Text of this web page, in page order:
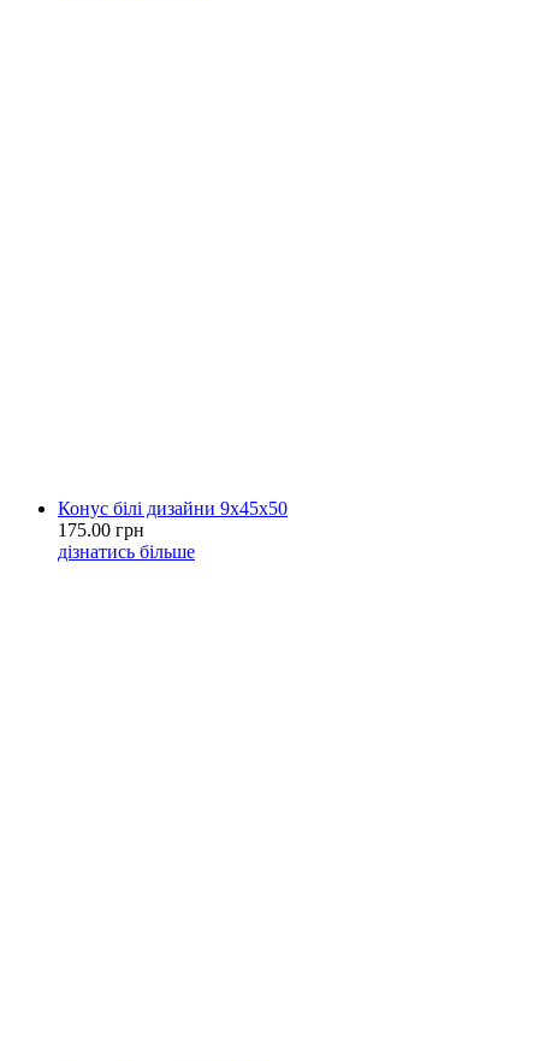
Конус білі дизайни 9х45х50
175.00 грн
дізнатись більше